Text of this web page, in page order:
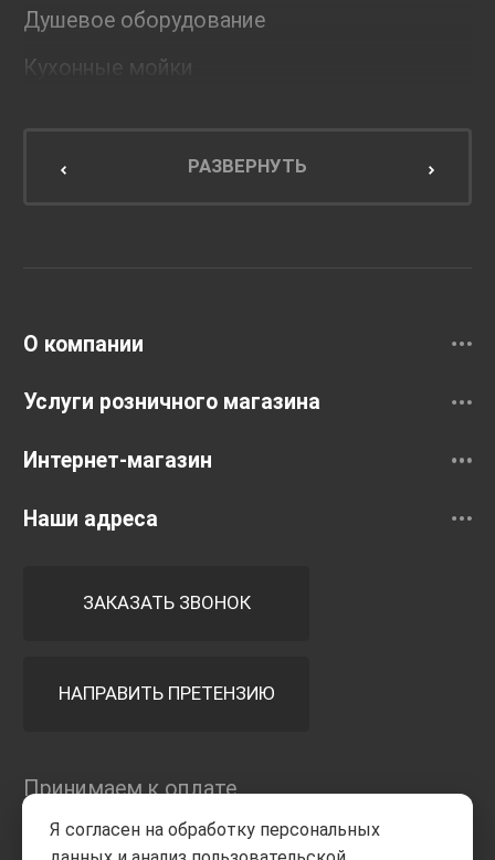
Душевое оборудование
Кухонные мойки
Мебель для кухниРАЗВЕРНУТЬ
О компании
Услуги розничного магазина
Интернет-магазин
Наши адреса
ЗАКАЗАТЬ ЗВОНОК
НАПРАВИТЬ ПРЕТЕНЗИЮ
Принимаем к оплате
Я согласен на обработку персональных